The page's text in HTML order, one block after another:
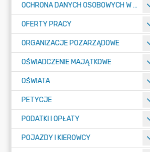
OCHRONA DANYCH OSOBOWYCH W URZĘDZIE MIASTA ŻORY - RODO
OFERTY PRACY
ORGANIZACJE POZARZĄDOWE
OŚWIADCZENIE MAJĄTKOWE
OŚWIATA
PETYCJE
PODATKI I OPŁATY
POJAZDY I KIEROWCY